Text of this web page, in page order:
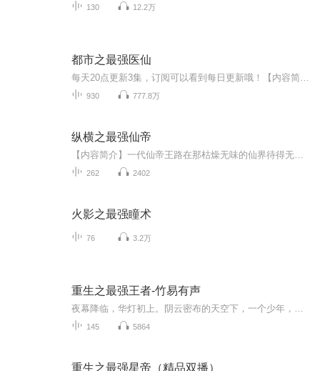
130 12.2万
都市之最强医仙
930 777.8万
纵横之最强仙帝
262 2402
火影之最强瞳术
76 3.2万
重生之最强王者-竹易有声
145 5864
重生之最强星帝（精品双播）